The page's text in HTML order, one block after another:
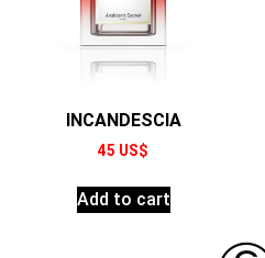
INCANDESCIA
45 US$
Add to cart